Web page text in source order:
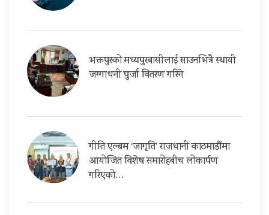
भक्तपुरको मध्यपुरबासीलाई साउनभित्रै स्थायी
जग्गाधनी पुर्जा वितरण गरिने
गीति एल्बम ‘जागृति’ राजधानी काठमाडौंमा
आयोजित विशेष समारोहबीच लोकार्पण
गरिएको…